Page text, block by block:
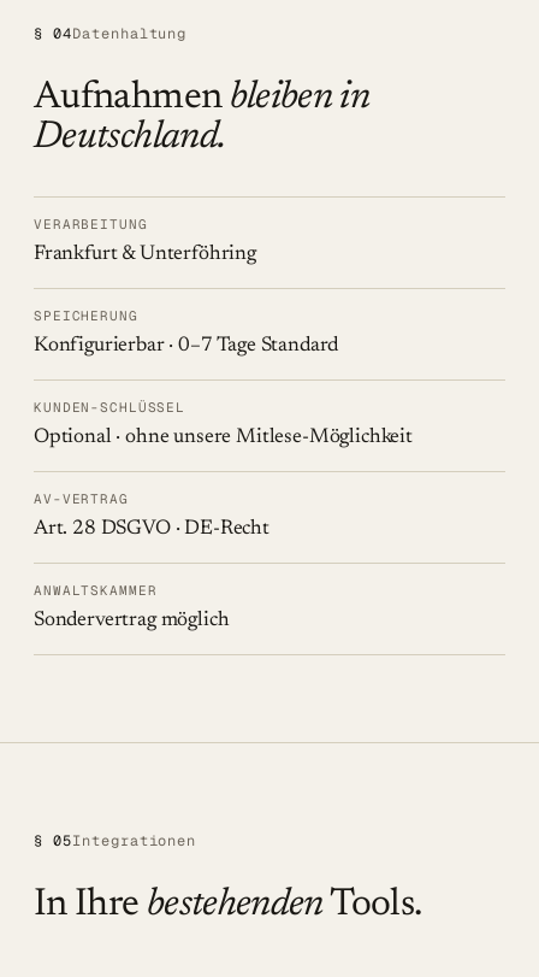
§ 04Datenhaltung
Aufnahmen bleiben in
Deutschland.
VERARBEITUNG
Frankfurt & Unterföhring
SPEICHERUNG
Konfigurierbar · 0–7 Tage Standard
KUNDEN-SCHLÜSSEL
Optional · ohne unsere Mitlese-Möglichkeit
AV-VERTRAG
Art. 28 DSGVO · DE-Recht
ANWALTSKAMMER
Sondervertrag möglich
§ 05Integrationen
In Ihre bestehendenTools.